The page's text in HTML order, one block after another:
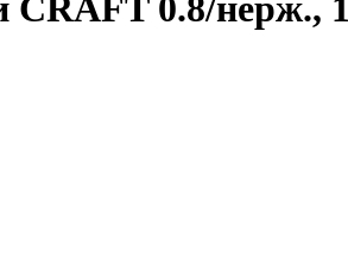
CRAFT 0.8/